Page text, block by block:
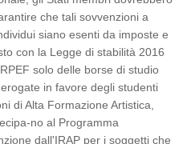
che tali sovvenzioni a
siano esenti da imposte e
con la Legge di stabilità 2016
solo delle borse di studio
in favore degli studenti
di Alta Formazione Artistica,
no al Programma
dall'IRAP per i soggetti che